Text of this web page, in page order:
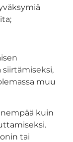
muu
kuin
tai